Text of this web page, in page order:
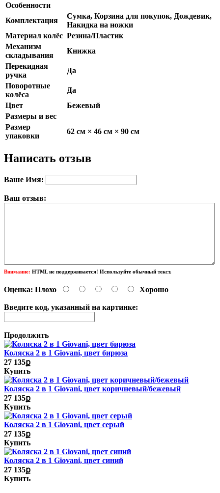
Особенности
Комплектация
Сумка, Корзина для покупок, Дождевик,
Накидка на ножки
Материал колёс Резина/Пластик
Механизм
складывания
Книжка
Перекидная
ручка
Да
Поворотные
колёса
Да
Цвет
Бежевый
Размеры и вес
Размер
упаковки
62 см × 46 см × 90 см
Написать отзыв
Ваше Имя:
Ваш отзыв:
Внимание: HTML не поддерживается! Используйте обычный текст.
Оценка: Плохо Хорошо
Введите код, указанный на картинке:
Продолжить
Коляска 2 в 1 Giovani, цвет бирюза
27 135ք
Купить
Коляска 2 в 1 Giovani, цвет коричневый/бежевый
27 135ք
Купить
Коляска 2 в 1 Giovani, цвет серый
27 135ք
Купить
Коляска 2 в 1 Giovani, цвет синий
27 135ք
Купить